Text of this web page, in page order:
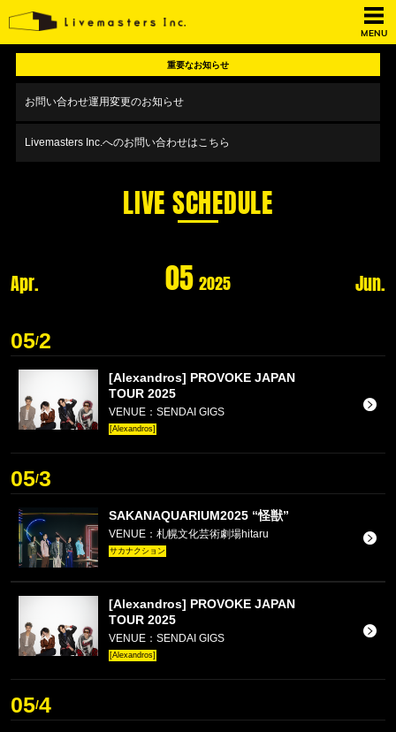
MENU
重要なお知らせ
お問い合わせ運用変更のお知らせ
Livemasters Inc.へのお問い合わせはこちら
LIVE SCHEDULE
05 2025 Jun.
Apr.
05/2
[Alexandros] PROVOKE JAPAN
TOUR 2025
VENUE：SENDAI GIGS
[Alexandros]
05/3
SAKANAQUARIUM2025 “怪獣”
VENUE：札幌文化芸術劇場hitaru
サカナクション
[Alexandros] PROVOKE JAPAN
TOUR 2025
VENUE：SENDAI GIGS
[Alexandros]
05/4